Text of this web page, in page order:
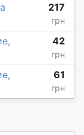
217
грн
42
грн
61
грн